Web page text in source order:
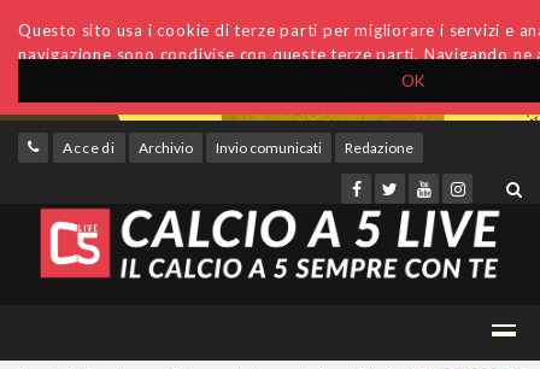
OK
Questo sito usa i cookie di terze parti per migliorare i servizi e
navigazione sono condivise con queste terze parti. Navigando
Accedi Archivio Invio comunicati Redazione